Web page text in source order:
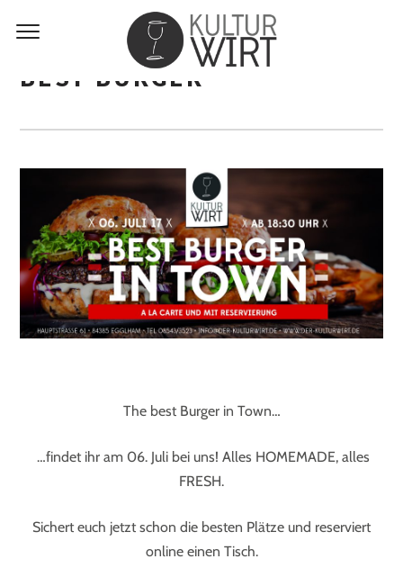
BEST BURGER
The best Burger in Town…
…findet ihr am 06. Juli bei uns! Alles HOMEMADE, alles
FRESH.
Sichert euch jetzt schon die besten Plätze und reserviert
online einen Tisch.